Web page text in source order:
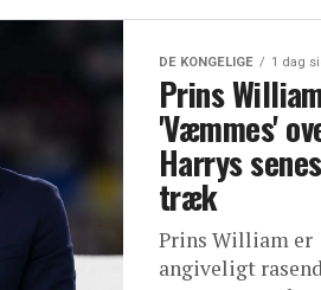
DE KONGELIGE 1 dag
Prins
'Væmmes'
Harrys
træk
Prins William er
angiveligt